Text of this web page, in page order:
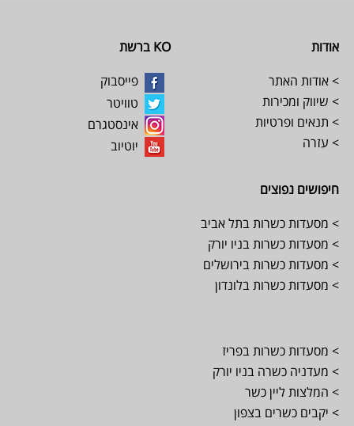
Footer
אודות
> אודות האתר
> שיווק ומכירות
> תנאים ופרטיות
> עזרה
KO ברשת
פייסבוק
טוויטר
אינסטגרם
יוטיוב
חיפושים נפוצים
> מסעדות כשרות בתל אביב
> מסעדות כשרות בניו יורק
> מסעדות כשרות בירושלים
> מסעדות כשרות בלונדון
> מסעדות כשרות בפריז
> מעדניה כשרה בניו יורק
> המלצות ליין כשר
> יקבים כשרים בצפון